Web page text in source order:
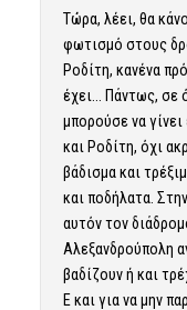
Τώρα, λέει, θα
φωτισμό στους
Ροδίτη, κανένα
έχει… Πάντως, σε
μπορούσε να
και Ροδίτη, όχι
βάδισμα και
και ποδήλατα.
αυτόν τον
Αλεξανδρούπολη
βαδίζουν ή και
Ε και για να μην